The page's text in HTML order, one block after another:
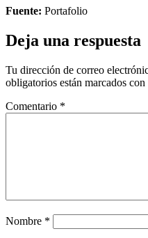
Fuente: Portafolio
Deja una respuesta
Tu dirección de correo
obligatorios están marcados con
Comentario *
Nombre *